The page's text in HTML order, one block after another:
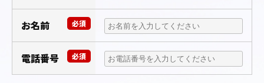
お名前 必須
電話番号 必須